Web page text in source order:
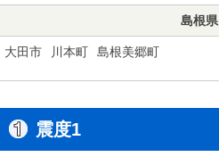
島根県
大田市 川本町 島根美郷町
震度1